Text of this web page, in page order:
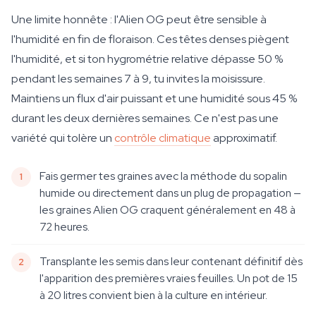
Une limite honnête : l'Alien OG peut être sensible à
l'humidité en fin de floraison. Ces têtes denses piègent
l'humidité, et si ton hygrométrie relative dépasse 50 %
pendant les semaines 7 à 9, tu invites la moisissure.
Maintiens un flux d'air puissant et une humidité sous 45 %
durant les deux dernières semaines. Ce n'est pas une
variété qui tolère un contrôle climatiqueapproximatif.
Fais germer tes graines avec la méthode du sopalin
humide ou directement dans un plug de propagation —
les graines Alien OG craquent généralement en 48 à
72 heures.
Transplante les semis dans leur contenant définitif dès
l'apparition des premières vraies feuilles. Un pot de 15
à 20 litres convient bien à la culture en intérieur.